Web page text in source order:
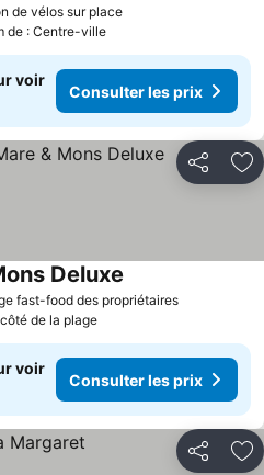
de vélos sur place
de : Centre-ville
voir
Consulter les prix
Partager
fast-food des propriétaires
Deluxe
de la plage
voir
Consulter les prix
Partager